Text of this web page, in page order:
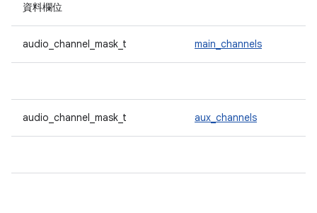
資料欄位
audio_channel_mask_t main_channels
audio_channel_mask_t aux_channels